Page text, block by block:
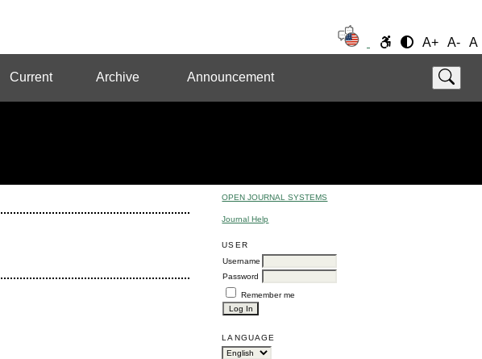
A+ A- A
Current Archive Announcement
OPEN JOURNAL SYSTEMS
Journal Help
USER
Username
Password
Remember me
LANGUAGE